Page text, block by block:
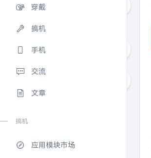
穿戴
搞机
手机
交流
文章
搞机
应用模块市场